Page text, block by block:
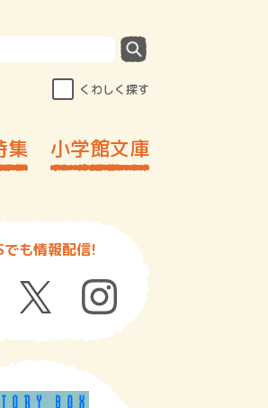
くわしく探す
集 小学館文庫
でも情報配信!